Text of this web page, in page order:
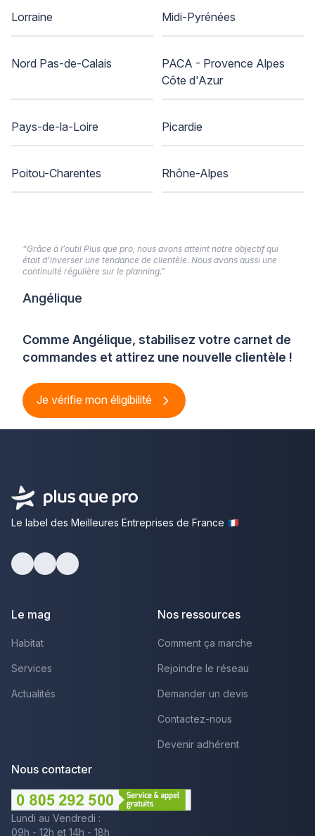
Lorraine Midi-Pyrénées
Nord Pas-de-Calais
PACA - Provence Alpes
Côte d'Azur
Pays-de-la-Loire Picardie
Poitou-Charentes Rhône-Alpes
Comme Angélique, stabilisez votre carnet de
commandes et attirez une nouvelle clientèle !
Je vérifie mon éligibilité
“Grâce à l’outil Plus que pro, nous avons atteint notre objectif qui
était d’inverser une tendance de clientèle. Nous avons aussi une
continuité régulière sur le planning.”
Angélique
Le label des Meilleures Entreprises de France
Le mag
Habitat
Services
Actualités
Nos ressources
Comment ça marche
Rejoindre le réseau
Demander un devis
Contactez-nous
Devenir adhérent
Nous contacter
Lundi au Vendredi :
09h - 12h et 14h - 18h